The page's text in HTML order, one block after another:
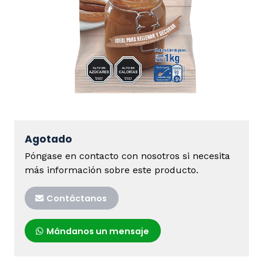
Agotado
Póngase en contacto con nosotros si necesita
más información sobre este producto.
Contáctanos
Mándanos un mensaje